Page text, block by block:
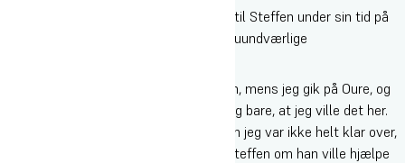
Sophie har fået et helt specielt forhold til Steffen under sin tid på
Oure. Han er blevet en af hendes mest uundværlige
”Jeg lærte så meget inden for musikken, mens jeg gik på Oure, og
da jeg var færdig på højskolen, vidste jeg bare, at jeg ville det her.
Jeg ville en karriere indenfor musik. Men jeg var ikke helt klar over,
hvad næste skridt var, så jeg spurgte Steffen om han ville hjælpe